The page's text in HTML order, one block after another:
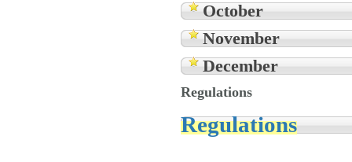
October
November
December
Regulations
Regulations